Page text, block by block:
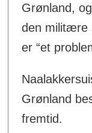
Grønland,
den militære
er “et
Grønland
fremtid.